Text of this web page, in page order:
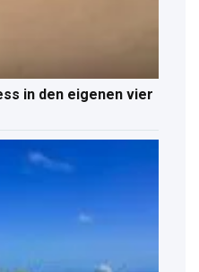
in den eigenen vier